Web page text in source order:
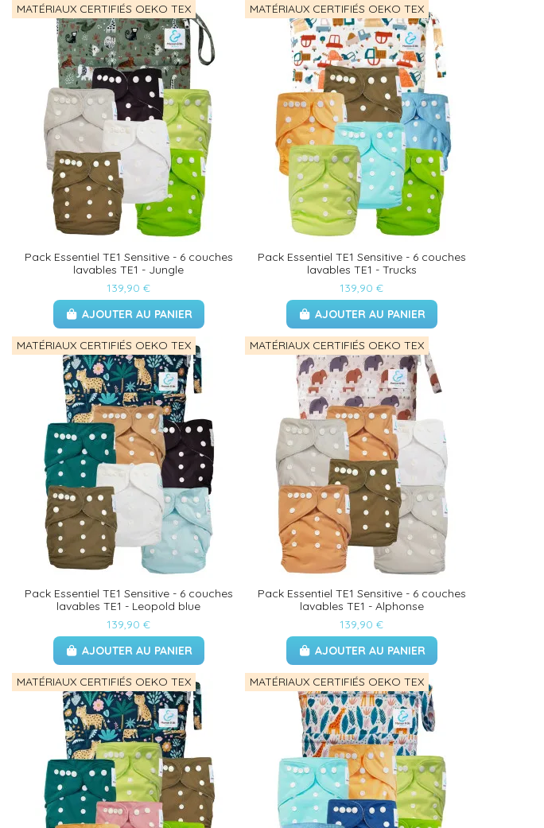
MATÉRIAUX CERTIFIÉS OEKO TEX
Pack Essentiel TE1 Sensitive - 6 couches
lavables TE1 - Jungle
139,90 €
AJOUTER AU PANIER
MATÉRIAUX CERTIFIÉS OEKO TEX
Pack Essentiel TE1 Sensitive - 6 couches
lavables TE1 - Trucks
139,90 €
AJOUTER AU PANIER
MATÉRIAUX CERTIFIÉS OEKO TEX
Pack Essentiel TE1 Sensitive - 6 couches
lavables TE1 - Leopold blue
139,90 €
AJOUTER AU PANIER
MATÉRIAUX CERTIFIÉS OEKO TEX
Pack Essentiel TE1 Sensitive - 6 couches
lavables TE1 - Alphonse
139,90 €
AJOUTER AU PANIER
MATÉRIAUX CERTIFIÉS OEKO TEX MATÉRIAUX CERTIFIÉS OEKO TEX